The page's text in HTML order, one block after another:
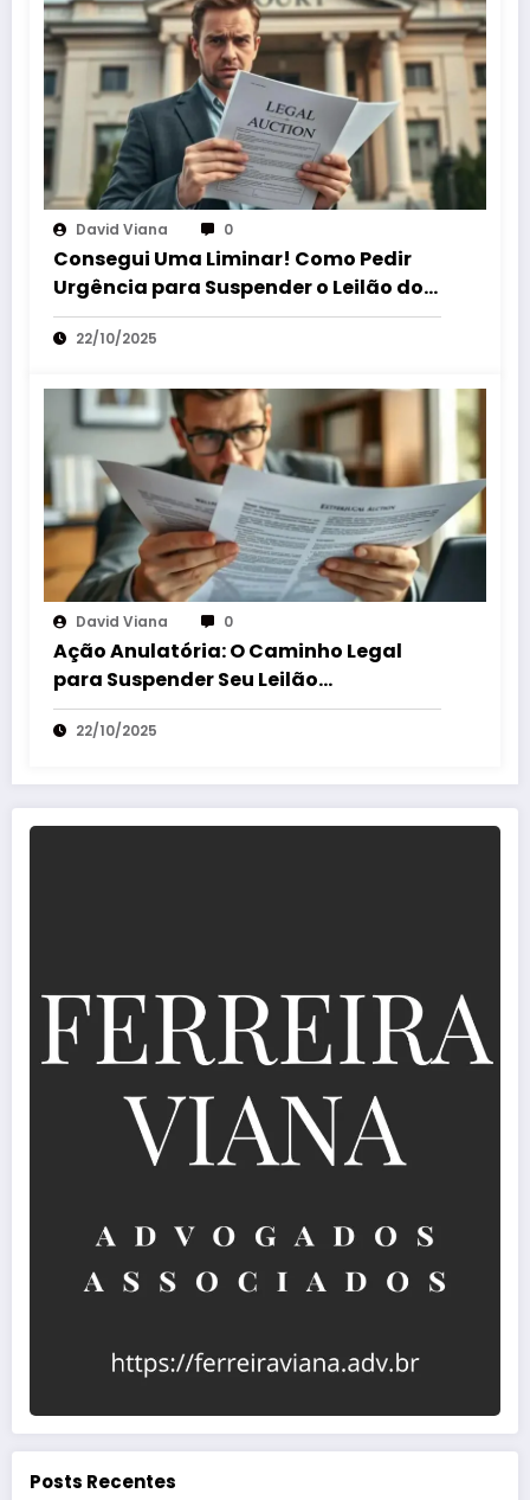
David Viana 0
Consegui Uma Liminar! Como Pedir
Urgência para Suspender o Leilão do
Seu Bem!
22/10/2025
David Viana 0
Ação Anulatória: O Caminho Legal
para Suspender Seu Leilão
Extrajudicial
22/10/2025
Posts Recentes